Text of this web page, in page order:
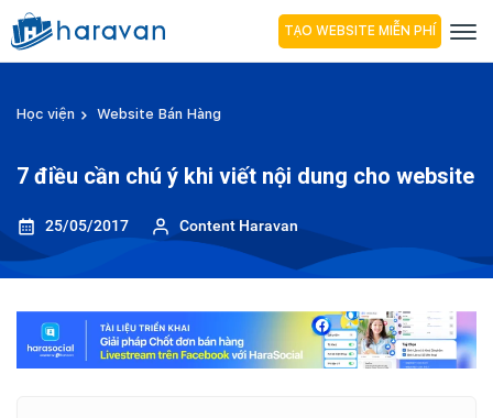
TẠO WEBSITE MIỄN PHÍ
Học viện Website Bán Hàng
7 điều cần chú ý khi viết nội dung cho website
25/05/2017 Content Haravan